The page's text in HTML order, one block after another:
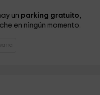
un parking gratuito,
en ningún momento.